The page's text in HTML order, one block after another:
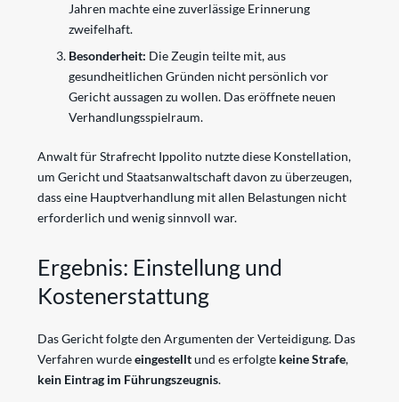
Jahren machte eine zuverlässige Erinnerung
zweifelhaft.
Besonderheit: Die Zeugin teilte mit, aus
gesundheitlichen Gründen nicht persönlich vor
Gericht aussagen zu wollen. Das eröffnete neuen
Verhandlungsspielraum.
Anwalt für Strafrecht Ippolito nutzte diese Konstellation,
um Gericht und Staatsanwaltschaft davon zu überzeugen,
dass eine Hauptverhandlung mit allen Belastungen nicht
erforderlich und wenig sinnvoll war.
Ergebnis: Einstellung und
Kostenerstattung
Das Gericht folgte den Argumenten der Verteidigung. Das
Verfahren wurdeeingestelltund es erfolgte keine Strafe,
kein Eintrag im Führungszeugnis.